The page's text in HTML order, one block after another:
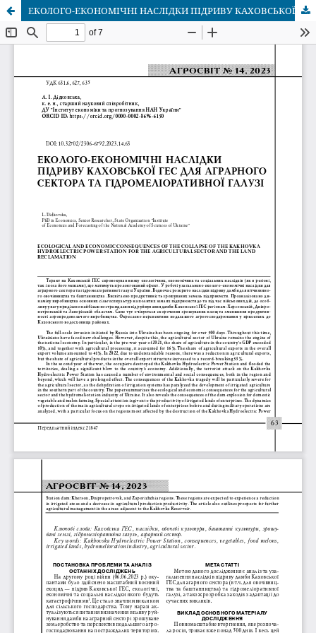
ЕКОЛОГО-ЕКОНОМІЧНІ НАСЛІДКИ ПІДРИВУ КАХОВСЬКОЇ ГЕС ДЛЯ АГРАРНОГО СЕКТОРА ТА ГІДРОМЕЛІОРАТИВНОЇ ГАЛУЗІ